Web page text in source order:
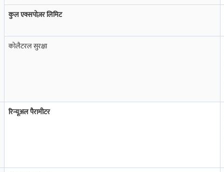
लोन योग्यताचेक करें और ज़रूरत पड़ने पर पैसे पाएं.
कुल एक्सपोज़र लिमिट
कोलैटरल सुरक्षा
रिन्यूअल पैरामीटर